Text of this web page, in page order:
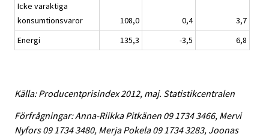
Icke varaktiga
konsumtionsvaror
108,0 0,4
3,7
Energi
135,3 -3,5 6,8
Källa: Producentprisindex 2012, maj. Statistikcentralen
Förfrågningar: Anna-Riikka Pitkänen 09 1734 3466, Mervi
Nyfors 09 1734 3480, Merja Pokela 09 1734 3283, Joonas